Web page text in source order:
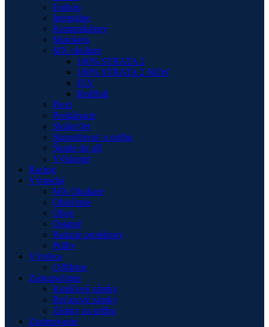
Enduro
Integrálne
Komunikátory
Motokros
MX okuliare
100% STRATA 2
100% STRATA 2 NEW
FLY
RedBull
Plexi
Preklápacie
Skúter/Jet
Starostlivosť o prilbu
Štuple do uší
Výklopné
Racing
Výpredaj
MX Okuliare
Oblečenie
Obuv
Ostatné
Padacie protektory
Prilby
Výrobca
QJMotor
Zabezpečenie
Kotúčové zámky
Reťazové zámky
Zámky na prilbu
Zazimovanie